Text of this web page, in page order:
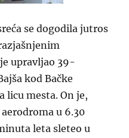
se dogodila jutros
upravljao 39-
kod Bačke
licu mesta. On je,
u 6.30
leta sleteo u